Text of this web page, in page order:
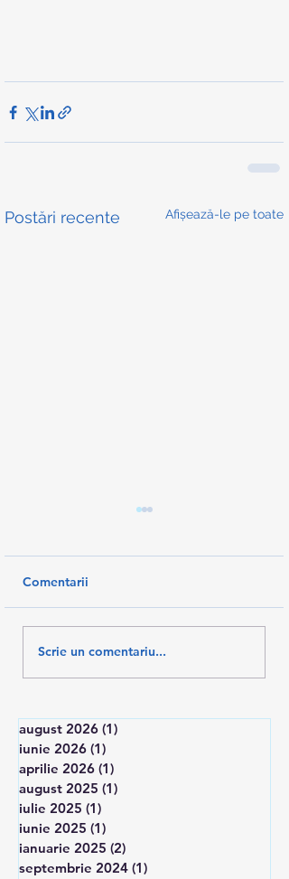
Postări recente Afișează-le pe toate
PAȘI ÎNAINTE PENTRU
Comentarii
Scrie un comentariu...
august 2026 (1)
iunie 2026 (1)
aprilie 2026 (1)
august 2025 (1)
iulie 2025 (1)
iunie 2025 (1)
ianuarie 2025 (2)
septembrie 2024 (1)